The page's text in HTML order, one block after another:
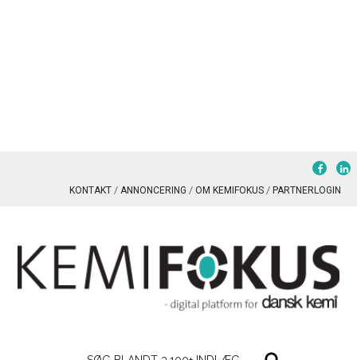
KONTAKT ANNONCERING OM KEMIFOKUS PARTNERLOGIN